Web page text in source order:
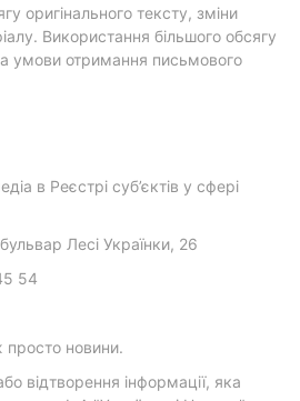
оригінального тексту, зміни
Використання більшого обсягу
умови отримання письмового
в Реєстрі суб’єктів у сфері
Лесі Українки, 26
54
просто новини.
відтворення інформації, яка